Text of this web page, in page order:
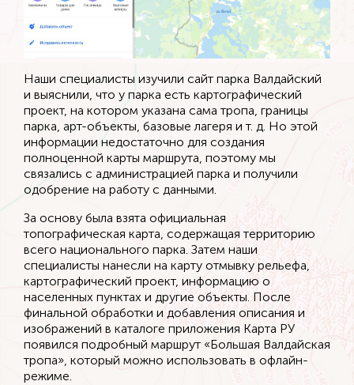
Наши специалисты изучили сайт парка Валдайский
и выяснили, что у парка есть картографический
проект, на котором указана сама тропа, границы
парка, арт-объекты, базовые лагеря и т. д. Но этой
информации недостаточно для создания
полноценной карты маршрута, поэтому мы
связались с администрацией парка и получили
одобрение на работу с данными.
За основу была взята официальная
топографическая карта, содержащая территорию
всего национального парка. Затем наши
специалисты нанесли на карту отмывку рельефа,
картографический проект, информацию о
населенных пунктах и другие объекты. После
финальной обработки и добавления описания и
изображений в каталоге приложения Карта РУ
появился подробный маршрут «Большая Валдайская
тропа», который можно использовать в офлайн-
режиме.